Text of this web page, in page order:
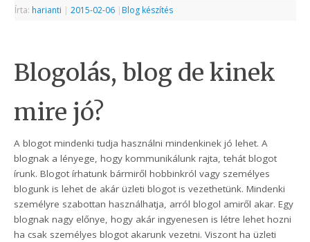
Írta: harianti | 2015-02-06 | Blog készítés
Blogolás, blog de kinek
mire jó?
A blogot mindenki tudja használni mindenkinek jó lehet. A
blognak a lényege, hogy kommunikálunk rajta, tehát blogot
írunk. Blogot írhatunk bármiről hobbinkról vagy személyes
blogunk is lehet de akár üzleti blogot is vezethetünk. Mindenki
személyre szabottan használhatja, arról blogol amiről akar. Egy
blognak nagy előnye, hogy akár ingyenesen is létre lehet hozni
ha csak személyes blogot akarunk vezetni. Viszont ha üzleti